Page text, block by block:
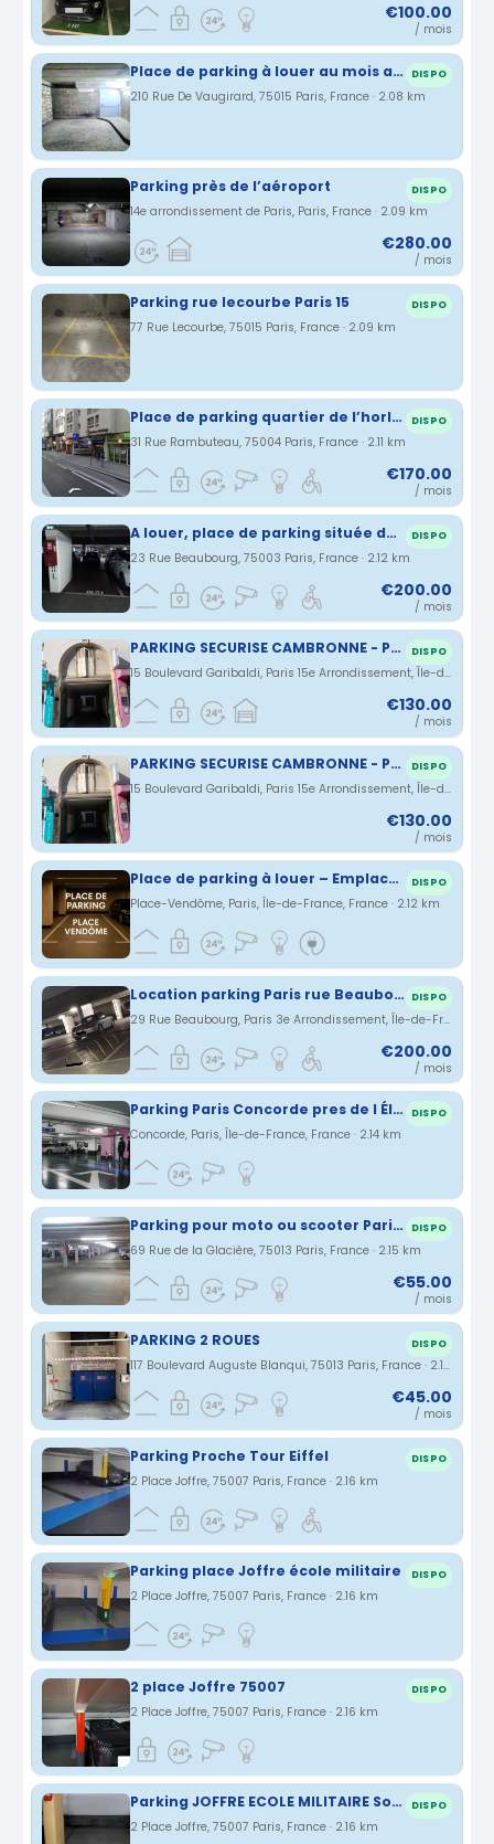
€100.00
/ mois
Place de parking à louer au mois au 210 rue de Vaugirard, 75015 Paris DISPO
210 Rue De Vaugirard, 75015 Paris, France · 2.08 km
Parking près de l’aéroport DISPO
14e arrondissement de Paris, Paris, France · 2.09 km
€280.00
/ mois
Parking rue lecourbe Paris 15 DISPO
77 Rue Lecourbe, 75015 Paris, France · 2.09 km
Place de parking quartier de l’horloge DISPO
31 Rue Rambuteau, 75004 Paris, France · 2.11 km
€170.00
/ mois
A louer, place de parking située dans le quartier de l’Horloge au coeur de Paris. A proximité des Halles et du centre Pompidou. DISPO
23 Rue Beaubourg, 75003 Paris, France · 2.12 km
€200.00
/ mois
PARKING SECURISE CAMBRONNE - PARIS 15 - 75015 DISPO
15 Boulevard Garibaldi, Paris 15e Arrondissement, Île-de-France, France · 2.12 km
€130.00
/ mois
PARKING SECURISE CAMBRONNE - PARIS 15 - 75015 DISPO
15 Boulevard Garibaldi, Paris 15e Arrondissement, Île-de-France, France · 2.12 km
€130.00
/ mois
Place de parking à louer – Emplacement ultra-privilégié – Paris 1er (Place Vendôme) DISPO
Place-Vendôme, Paris, Île-de-France, France · 2.12 km
Location parking Paris rue Beaubourg (75) DISPO
29 Rue Beaubourg, Paris 3e Arrondissement, Île-de-France, France · 2.13 km
€200.00
/ mois
Parking Paris Concorde pres de l Élysée DISPO
Concorde, Paris, Île-de-France, France · 2.14 km
Parking pour moto ou scooter Paris Métro Glacière - 13ème arrdt DISPO
69 Rue de la Glacière, 75013 Paris, France · 2.15 km
€55.00
/ mois
PARKING 2 ROUES DISPO
117 Boulevard Auguste Blanqui, 75013 Paris, France · 2.15 km
€45.00
/ mois
Parking Proche Tour Eiffel DISPO
2 Place Joffre, 75007 Paris, France · 2.16 km
Parking place Joffre école militaire DISPO
2 Place Joffre, 75007 Paris, France · 2.16 km
2 place Joffre 75007 DISPO
2 Place Joffre, 75007 Paris, France · 2.16 km
Parking JOFFRE ECOLE MILITAIRE Sous sol -3 DISPO
2 Place Joffre, 75007 Paris, France · 2.16 km